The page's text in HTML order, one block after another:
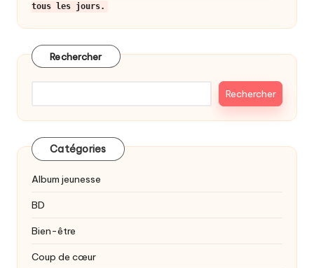
tous les jours.
Rechercher
Rechercher
Catégories
Album jeunesse
BD
Bien-être
Coup de cœur